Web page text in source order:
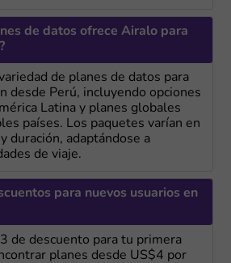
de datos ofrece Airalo para
de planes de datos para
desde Perú, incluyendo opciones
Latina y planes globales
países. Los paquetes varían en
duración, adaptándose a
de viaje.
para nuevos usuarios en
de descuento para tu primera
planes desde US$4 por